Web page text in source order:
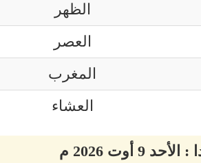
الظهر
العصر
المغرب
العشاء
9 أوت 2026 م